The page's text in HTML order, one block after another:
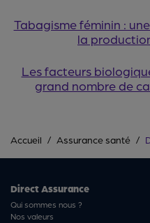
Tabagisme féminin :
la
Les facteurs
grand nombre de
Accueil Assurance santé
Direct Assurance
Qui sommes nous ?
Nos valeurs